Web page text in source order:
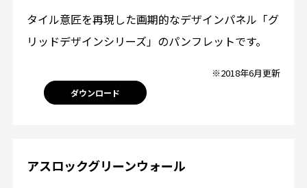
タイル意匠を再現した画期的なデザインパネル「グ
リッドデザインシリーズ」のパンフレットです。
※2018年6月更新
ダウンロード
アスロックグリーンウォール